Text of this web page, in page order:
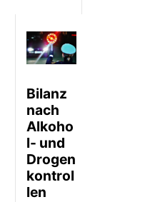
Bilanz
nach
Alkoho
l- und
Drogen
kontrol
len